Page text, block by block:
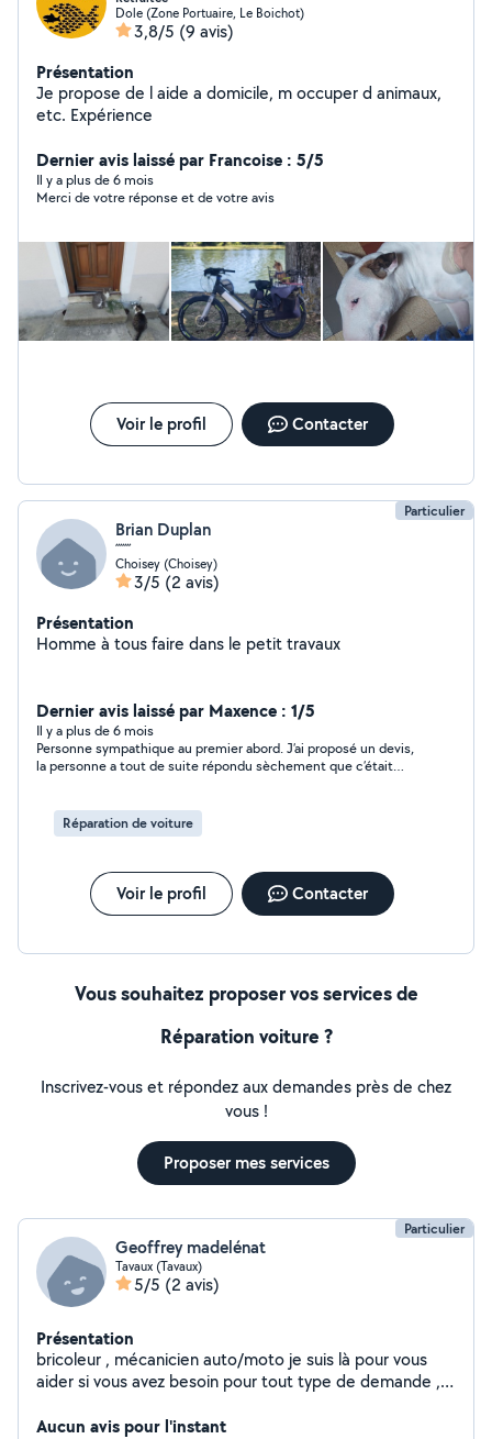
Dole (Zone Portuaire, Le Boichot)
3,8/5 (9 avis)
Présentation
Je propose de l aide a domicile, m occuper d animaux,
etc. Expérience
Dernier avis laissé par Francoise : 5/5
Il y a plus de 6 mois
Merci de votre réponse et de votre avis
Voir le profil Contacter
Particulier
Brian Duplan
´´´´´´´
Choisey (Choisey)
3/5 (2 avis)
Présentation
Homme à tous faire dans le petit travaux
Dernier avis laissé par Maxence : 1/5
Il y a plus de 6 mois
Personne sympathique au premier abord. J’ai proposé un devis,
la personne a tout de suite répondu sèchement que c’était
discuté. Parfois, il suffit juste de dire non quand un devis ne
convient pas. À fuir en courant.
Réparation de voiture
Voir le profil Contacter
Vous souhaitez proposer vos services de
Réparation voiture ?
Inscrivez-vous et répondez aux demandes près de chez
vous !
Proposer mes services
Particulier
Geoffrey madelénat
Tavaux (Tavaux)
5/5 (2 avis)
Présentation
bricoleur , mécanicien auto/moto je suis là pour vous
aider si vous avez besoin pour tout type de demande ,
Aucun avis pour l'instant